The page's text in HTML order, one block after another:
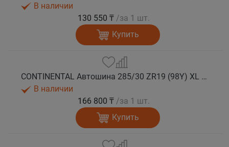
В наличии
130 550 ₸ /за 1 шт.
Купить
CONTINENTAL Автошина 285/30 ZR19 (98Y) XL FR ContiSportContact 5P MO лето
В наличии
166 800 ₸ /за 1 шт.
Купить